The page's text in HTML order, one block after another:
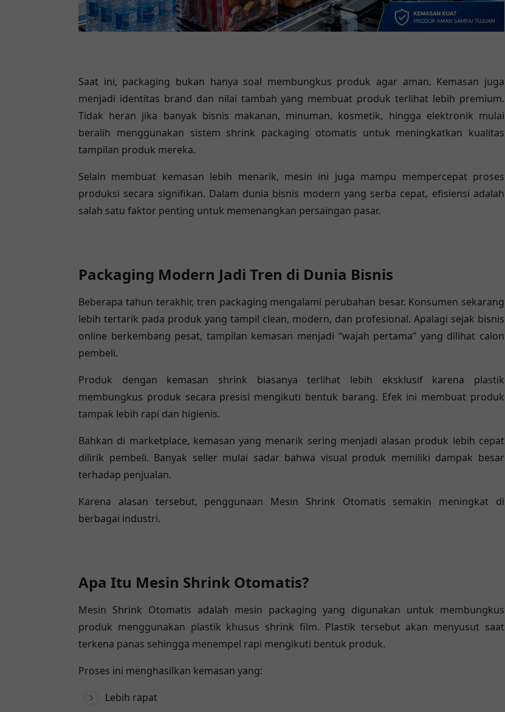
Saat ini, packaging bukan hanya soal membungkus produk agar aman. Kemasan juga
menjadi identitas brand dan nilai tambah yang membuat produk terlihat lebih premium.
Tidak heran jika banyak bisnis makanan, minuman, kosmetik, hingga elektronik mulai
beralih menggunakan sistem shrink packaging otomatis untuk meningkatkan kualitas
tampilan produk mereka.
Selain membuat kemasan lebih menarik, mesin ini juga mampu mempercepat proses
produksi secara signifikan. Dalam dunia bisnis modern yang serba cepat, efisiensi adalah
salah satu faktor penting untuk memenangkan persaingan pasar.
Packaging Modern Jadi Tren di Dunia Bisnis
Beberapa tahun terakhir, tren packaging mengalami perubahan besar. Konsumen sekarang
lebih tertarik pada produk yang tampil clean, modern, dan profesional. Apalagi sejak bisnis
online berkembang pesat, tampilan kemasan menjadi “wajah pertama” yang dilihat calon
pembeli.
Produk dengan kemasan shrink biasanya terlihat lebih eksklusif karena plastik
membungkus produk secara presisi mengikuti bentuk barang. Efek ini membuat produk
tampak lebih rapi dan higienis.
Bahkan di marketplace, kemasan yang menarik sering menjadi alasan produk lebih cepat
dilirik pembeli. Banyak seller mulai sadar bahwa visual produk memiliki dampak besar
terhadap penjualan.
Karena alasan tersebut, penggunaan Mesin Shrink Otomatis semakin meningkat di
berbagai industri.
Apa Itu Mesin Shrink Otomatis?
Mesin Shrink Otomatis adalah mesin packaging yang digunakan untuk membungkus
produk menggunakan plastik khusus shrink film. Plastik tersebut akan menyusut saat
terkena panas sehingga menempel rapi mengikuti bentuk produk.
Proses ini menghasilkan kemasan yang:
Lebih rapat